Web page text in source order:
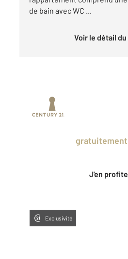
de bain avec WC ...
Voir le détail
gratuitement
J'en profite
Exclusivité